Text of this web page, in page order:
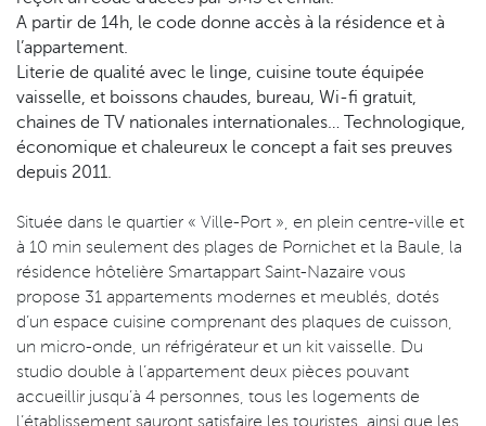
A partir de 14h, le code donne accès à la résidence et à
l’appartement.
Literie de qualité avec le linge, cuisine toute équipée
vaisselle, et boissons chaudes, bureau, Wi-fi gratuit,
chaines de TV nationales internationales… Technologique,
économique et chaleureux le concept a fait ses preuves
depuis 2011.
Située dans le quartier « Ville-Port », en plein centre-ville et
à 10 min seulement des plages de Pornichet et la Baule, la
résidence hôtelière Smartappart Saint-Nazaire vous
propose 31 appartements modernes et meublés, dotés
d’un espace cuisine comprenant des plaques de cuisson,
un micro-onde, un réfrigérateur et un kit vaisselle. Du
studio double à l’appartement deux pièces pouvant
accueillir jusqu’à 4 personnes, tous les logements de
l’établissement sauront satisfaire les touristes, ainsi que les